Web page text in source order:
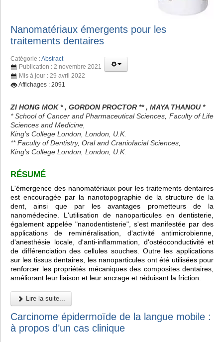
Nanomatériaux émergents pour les
traitements dentaires
Catégorie :Abstract
Publication : 2 novembre 2021
Mis à jour : 29 avril 2022
Affichages : 2091
ZI HONG MOK * , GORDON PROCTOR ** , MAYA THANOU *
* School of Cancer and Pharmaceutical Sciences, Faculty of Life
Sciences and Medicine,
King's College London, London, U.K.
** Faculty of Dentistry, Oral and Craniofacial Sciences,
King's College London, London, U.K.
RÉSUMÉ
L'émergence des nanomatériaux pour les traitements dentaires
est encouragée par la nanotopographie de la structure de la
dent, ainsi que par les avantages prometteurs de la
nanomédecine. L'utilisation de nanoparticules en dentisterie,
également appelée "nanodentisterie", s'est manifestée par des
applications de reminéralisation, d'activité antimicrobienne,
d'anesthésie locale, d'anti-inflammation, d'ostéoconductivité et
de différenciation des cellules souches. Outre les applications
sur les tissus dentaires, les nanoparticules ont été utilisées pour
renforcer les propriétés mécaniques des composites dentaires,
améliorant leur liaison et leur ancrage et réduisant la friction.
Lire la suite...
Carcinome épidermoïde de la langue mobile :
à propos d’un cas clinique